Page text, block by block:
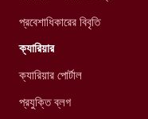
প্রবেশাধিকারের বিবৃতি
ক্যারিয়ার
ক্যারিয়ার পোর্টাল
প্রযুক্তি ব্লগ